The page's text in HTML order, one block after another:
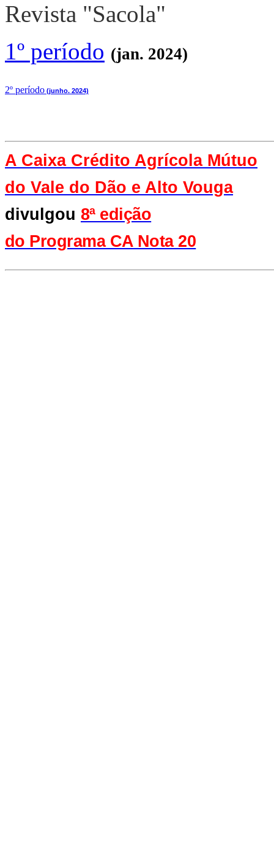
Revista "Sacola"
1º período (jan. 2024)
2º período (junho. 2024)
A Caixa Crédito Agrícola Mútuo
do Vale do Dão e Alto Vouga
divulgou 8ª edição
do Programa CA Nota 20